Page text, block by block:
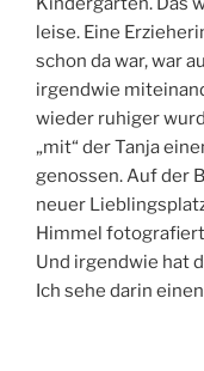
leise. Eine
schon da war, war
irgendwie
wieder ruhiger
„mit“ der Tanja
genossen. Auf der
neuer
Himmel
Und irgendwie hat
Ich sehe darin